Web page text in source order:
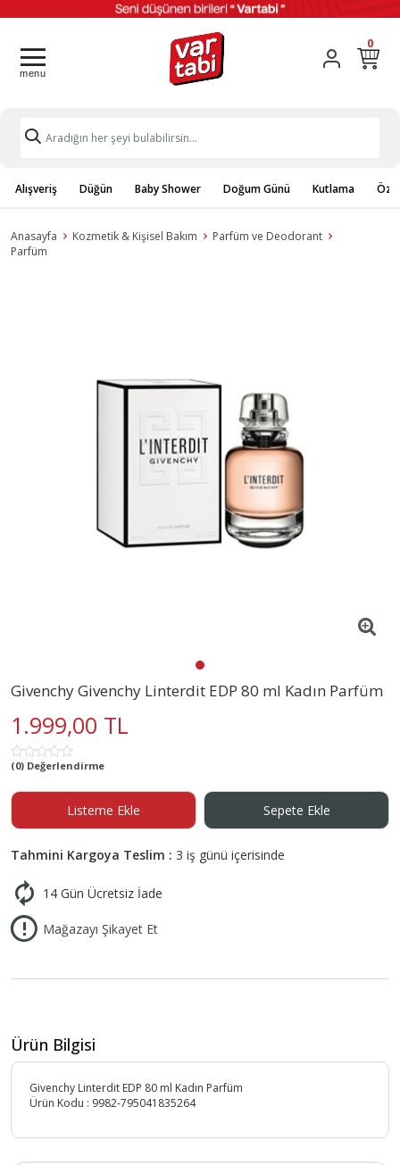
0
Alışveriş Düğün Baby Shower Doğum Günü Kutlama
Anasayfa Kozmetik & Kişisel Bakım
Parfüm ve Deodorant
Parfüm
Givenchy Givenchy Linterdit EDP 80 ml Kadın Parfüm
1.999,00 TL
(0) Değerlendirme
Listeme Ekle Sepete Ekle
Tahmini Kargoya Teslim : 3 iş günü içerisinde
14 Gün Ücretsiz İade
Mağazayı Şikayet Et
Ürün Bilgisi
Givenchy Linterdit EDP 80 ml Kadın Parfüm
Ürün Kodu : 9982-795041835264